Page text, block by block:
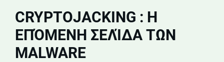
CRYPTOJACKING : Η
ΕΠΌΜΕΝΗ ΣΕΛΊΔΑ ΤΩΝ
MALWARE